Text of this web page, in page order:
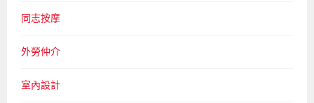
同志按摩
外勞仲介
室內設計